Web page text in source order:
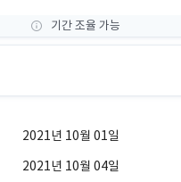
기간 조율 가능
2021년 10월 01일
2021년 10월 04일